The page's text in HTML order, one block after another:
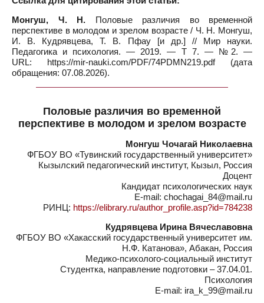
Монгуш, Ч. Н. Половые различия во временной
перспективе в молодом и зрелом возрасте / Ч. Н. Монгуш,
И. В. Кудрявцева, Т. В. Пфау [и др.] // Мир науки.
Педагогика и психология. — 2019. — Т 7. — №2. —
URL: https://mir-nauki.com/PDF/74PDMN219.pdf (дата
обращения: 07.08.2026).
Половые различия во временной
перспективе в молодом и зрелом возрасте
Монгуш Чочагай Николаевна
ФГБОУ ВО «Тувинский государственный университет»
Кызылский педагогический институт, Кызыл, Россия
Доцент
Кандидат психологических наук
E-mail: chochagai_84@mail.ru
РИНЦ: https://elibrary.ru/author_profile.asp?id=784238
Кудрявцева Ирина Вячеславовна
ФГБОУ ВО «Хакасский государственный университет им.
Н.Ф. Катанова», Абакан, Россия
Медико-психолого-социальный институт
Студентка, направление подготовки – 37.04.01.
Психология
E-mail: ira_k_99@mail.ru